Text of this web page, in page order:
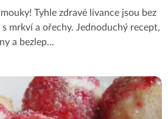
Tyhle zdravé lívance jsou bez
s mrkví a ořechy. Jednoduchý recept,
a bezlep...